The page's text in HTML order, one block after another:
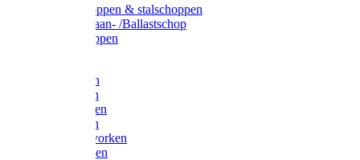
Ballastschoppen & stalschoppen
Slijtsrip Graan- /Ballastschop
Graanschoppen
Hooivorken
Mestvorken
Bietenvorken
Maisvorken
Aardappelvorken
Vijgenvorken